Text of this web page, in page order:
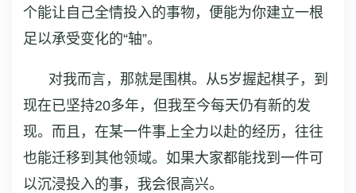
个能让自己全情投入的事物，便能为你建立一根
足以承受变化的“轴”。
对我而言，那就是围棋。从5岁握起棋子，到
现在已坚持20多年，但我至今每天仍有新的发
现。而且，在某一件事上全力以赴的经历，往往
也能迁移到其他领域。如果大家都能找到一件可
以沉浸投入的事，我会很高兴。